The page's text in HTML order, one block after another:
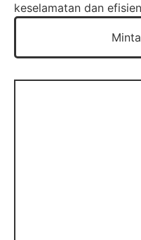
keselamatan dan